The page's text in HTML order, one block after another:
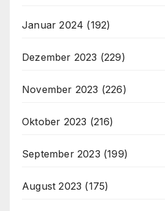
Januar 2024 (192)
Dezember 2023 (229)
November 2023 (226)
Oktober 2023 (216)
September 2023 (199)
August 2023 (175)